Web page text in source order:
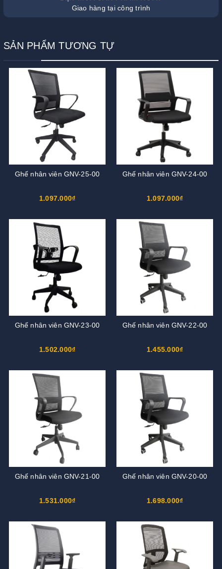
Giao hàng tại công trình
SẢN PHẨM TƯƠNG TỰ
Ghế nhân viên GNV-25-00
1.097.000₫
Ghế nhân viên GNV-24-00
1.097.000₫
Ghế nhân viên GNV-23-00
1.502.000₫
Ghế nhân viên GNV-22-00
1.455.000₫
Ghế nhân viên GNV-21-00
1.531.000₫
Ghế nhân viên GNV-20-00
1.698.000₫